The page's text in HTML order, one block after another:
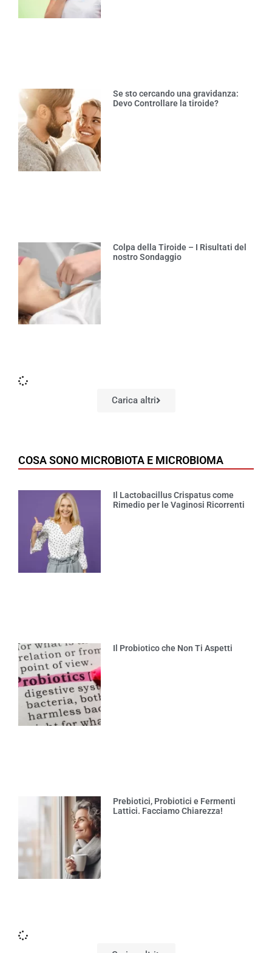
Se sto cercando una gravidanza:
Devo Controllare la tiroide?
Colpa della Tiroide – I Risultati del
nostro Sondaggio
Carica altri
COSA SONO MICROBIOTA E MICROBIOMA
Il Lactobacillus Crispatus come
Rimedio per le Vaginosi Ricorrenti
Il Probiotico che Non Ti Aspetti
Prebiotici, Probiotici e Fermenti
Lattici. Facciamo Chiarezza!